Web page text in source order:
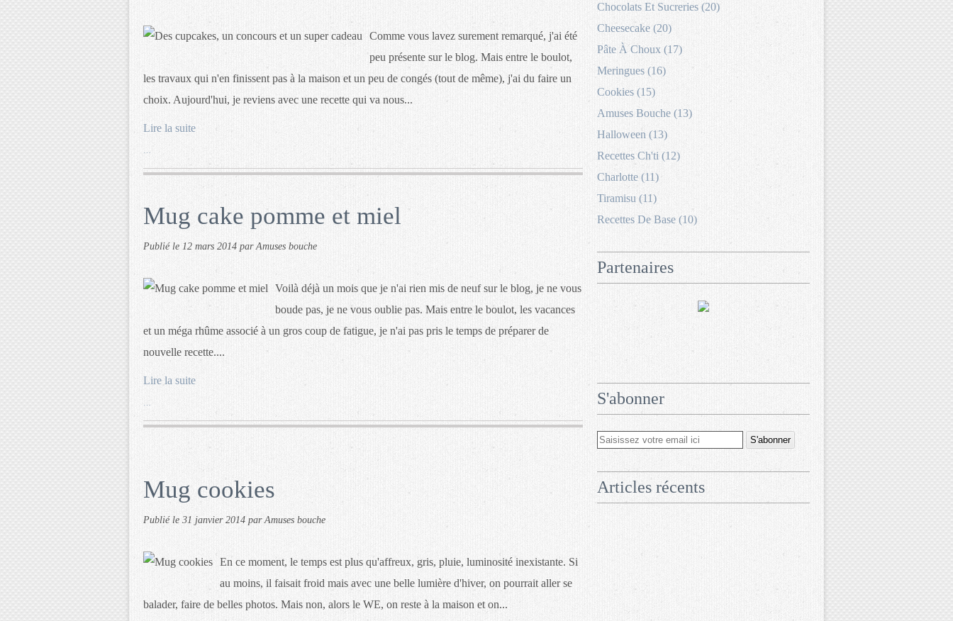
Comme vous lavez surement remarqué, j'ai été
peu présente sur le blog. Mais entre le boulot,
les travaux qui n'en finissent pas à la maison et un peu de congés (tout de même), j'ai du faire un
choix. Aujourd'hui, je reviens avec une recette qui va nous...
Lire la suite
Mug cake pomme et miel
Publié le 12 mars 2014 par Amuses bouche
Voilà déjà un mois que je n'ai rien mis de neuf sur le blog, je ne vous
boude pas, je ne vous oublie pas. Mais entre le boulot, les vacances
et un méga rhûme associé à un gros coup de fatigue, je n'ai pas pris le temps de préparer de
nouvelle recette....
Lire la suite
Mug cookies
Publié le 31 janvier 2014 par Amuses bouche
En ce moment, le temps est plus qu'affreux, gris, pluie, luminosité inexistante. Si
au moins, il faisait froid mais avec une belle lumière d'hiver, on pourrait aller se
balader, faire de belles photos. Mais non, alors le WE, on reste à la maison et on...
Chocolats Et Sucreries (20)
Cheesecake (20)
Pâte À Choux (17)
Meringues (16)
Cookies (15)
Amuses Bouche (13)
Halloween (13)
Recettes Ch'ti (12)
Charlotte (11)
Tiramisu (11)
Recettes De Base (10)
Partenaires
S'abonner
Articles récents